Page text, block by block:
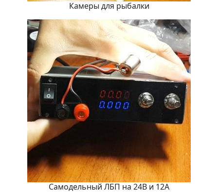
Камеры для рыбалки
Самодельный ЛБП на 24В и 12А